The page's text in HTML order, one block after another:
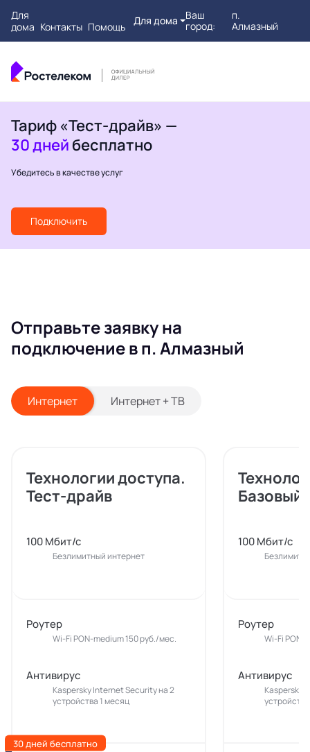
Для
дома Контакты Помощь Для дома
Ваш
город:
п.
Алмазный
Тариф «Тест-драйв» —
30 дней бесплатно
Убедитесь в качестве услуг
Подключить
Отправьте заявку на
подключение в п. Алмазный
Интернет Интернет + ТВ
Технологии доступа.
Тест-драйв
100 Мбит/с
Безлимитный интернет
Роутер
Wi-Fi PON-medium 150 руб./мес.
Антивирус
Kaspersky Internet Security на 2
устройства 1 месяц
30 дней бесплатно
Базовый
100 Мбит/с
Роутер
Wi-Fi PON-
Антивирус
Kaspersky